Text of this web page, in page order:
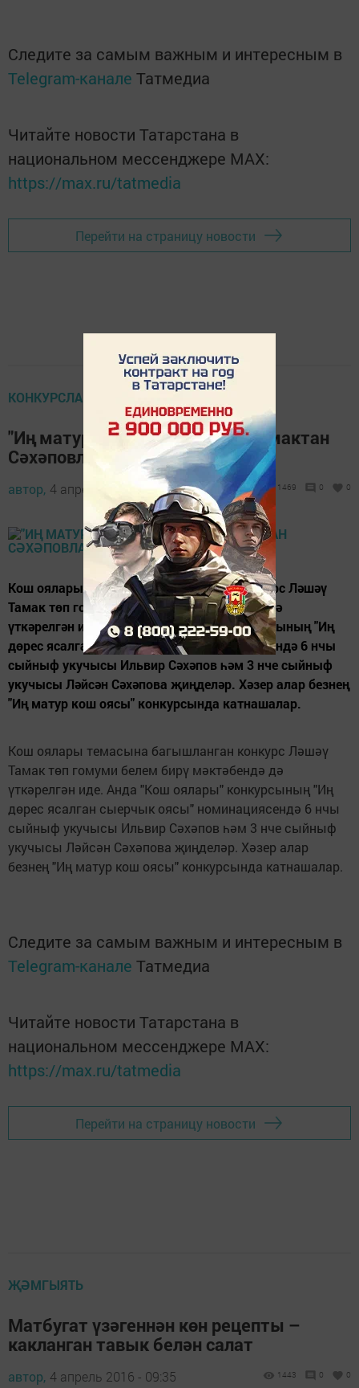
Следите за самым важным и интересным в
Telegram-канале Татмедиа
Читайте новости Татарстана в
национальном мессенджере MАХ:
https://max.ru/tatmedia
Перейти на страницу новости
КОНКУРСЛАР ҺӘМ АКЦИЯЛӘР
"Иң матур кош оясы". Ләшәү Тамактан
Сәхәповлар
автор, 4 апрель 2016 - 11:32 1469 0 0
Кош оялары темасына багышланган конкурс Ләшәү
Тамак төп гомуми белем бирү мәктәбендә дә
үткәрелгән иде. Анда "Кош оялары" конкурсының "Иң
дөрес ясалган сыерчык оясы" номинациясендә 6 нчы
сыйныф укучысы Ильвир Сәхәпов һәм 3 нче сыйныф
укучысы Ләйсән Сәхәпова җиңделәр. Хәзер алар безнең
"Иң матур кош оясы" конкурсында катнашалар.
Кош оялары темасына багышланган конкурс Ләшәү
Тамак төп гомуми белем бирү мәктәбендә дә
үткәрелгән иде. Анда "Кош оялары" конкурсының "Иң
дөрес ясалган сыерчык оясы" номинациясендә 6 нчы
сыйныф укучысы Ильвир Сәхәпов һәм 3 нче сыйныф
укучысы Ләйсән Сәхәпова җиңделәр. Хәзер алар
безнең "Иң матур кош оясы" конкурсында катнашалар.
Следите за самым важным и интересным в
Telegram-канале Татмедиа
Читайте новости Татарстана в
национальном мессенджере MАХ:
https://max.ru/tatmedia
Перейти на страницу новости
ҖӘМГЫЯТЬ
Матбугат үзәгеннән көн рецепты –
какланган тавык белән салат
автор, 4 апрель 2016 - 09:35 1443 0 0